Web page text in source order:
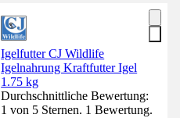
Igelfutter CJ Wildlife
Igelnahrung Kraftfutter Igel
1.75 kg
Durchschnittliche Bewertung:
1 von 5 Sternen. 1 Bewertung.